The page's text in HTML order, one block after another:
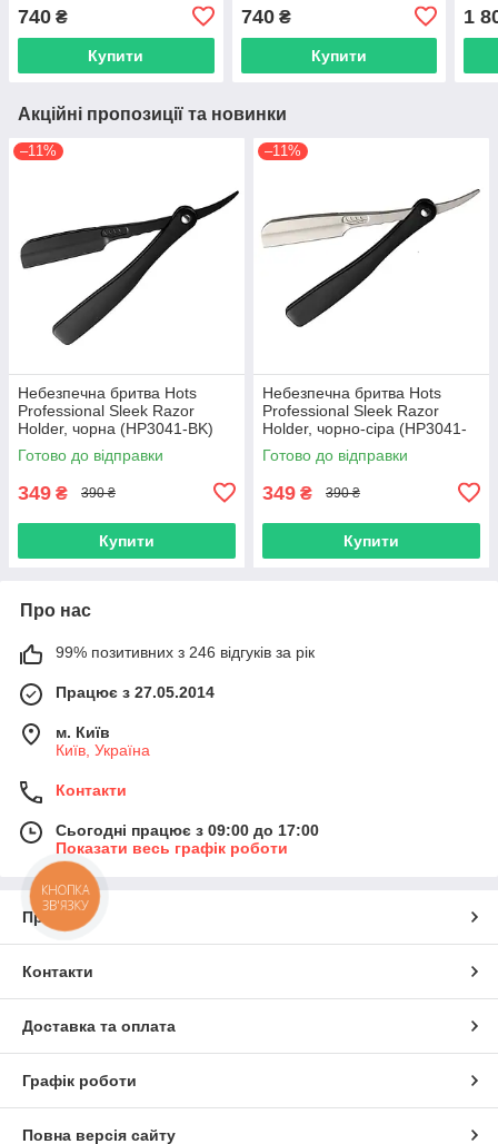
740 ₴
Купити
740₴
Купити
1
Акційні пропозиції та новинки
–11%
Небезпечна бритва Hots
Professional Sleek Razor
Holder, чорна (HP3041-BK)
Готово до відправки
349 ₴ 390 ₴
Купити
–11%
Небезпечна бритва Hots
Professional Sleek Razor
Holder, чорно-сіра (HP3041-
BGR)
Готово до відправки
349 ₴ 390 ₴
Купити
Про нас
99% позитивних з 246 відгуків за рік
Працює з 27.05.2014
м. Київ
Київ, Україна
Контакти
Сьогодні працює з 09:00 до 17:00
Показати весь графік роботи
Про нас
Контакти
Доставка та оплата
Графік роботи
Повна версія сайту
КНОПКА
ЗВ'ЯЗКУ